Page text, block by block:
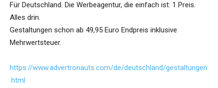
Für Deutschland. Die Werbeagentur, die einfach ist: 1 Preis.
Alles drin.
Gestaltungen schon ab 49,95 Euro Endpreis inklusive
Mehrwertsteuer.
https://www.advertronauts.com/de/deutschland/gestaltungen
.html